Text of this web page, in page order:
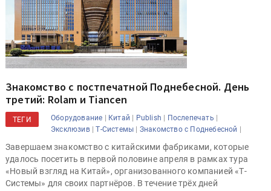
Знакомство с постпечатной Поднебесной. День
третий: Rolam и Tiancen
ТЕГИ Оборудование | Китай | Publish | Послепечать |
Эксклюзив|Т-Системы | Знакомство с Поднебесной |
Завершаем знакомство с китайскими фабриками, которые
удалось посетить в первой половине апреля в рамках тура
«Новый взгляд на Китай», организованного компанией «Т-
Системы» для своих партнёров. В течение трёх дней